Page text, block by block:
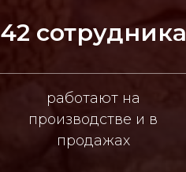
42 сотрудника
работают на
производстве и в
продажах